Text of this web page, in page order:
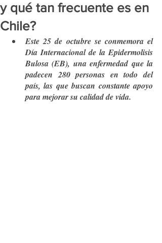
y qué tan frecuente es en
Chile?
Este 25 de octubre se conmemora el
Día Internacional de la Epidermolisis
Bulosa (EB), una enfermedad que la
padecen 280 personas en todo del
país, las que buscan constante apoyo
para mejorar su calidad de vida.